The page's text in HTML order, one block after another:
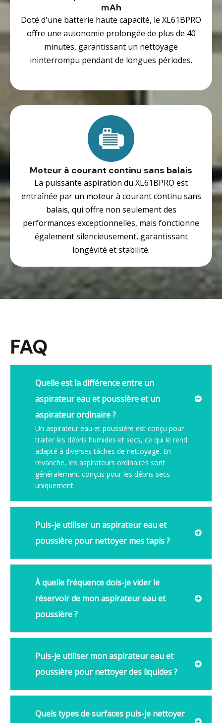
mAh
Doté d'une batterie haute capacité, le XL61BPRO
offre une autonomie prolongée de plus de 40
minutes, garantissant un nettoyage
ininterrompu pendant de longues périodes.
Moteur à courant continu sans balais
La puissante aspiration du XL61BPRO est
entraînée par un moteur à courant continu sans
balais, qui offre non seulement des
performances exceptionnelles, mais fonctionne
également silencieusement, garantissant
longévité et stabilité.
FAQ
Quelle est la différence entre un
aspirateur eau et poussière et un
aspirateur ordinaire ?
Un aspirateur eau et poussière est conçu pour
traiter les débris humides et secs, ce qui le rend
adapté à diverses tâches de nettoyage. En
revanche, les aspirateurs ordinaires sont
généralement conçus pour les débris secs
uniquement.
Puis-je utiliser un aspirateur eau et
poussière pour nettoyer mes tapis ?
À quelle fréquence dois-je vider le
réservoir de mon aspirateur eau et
poussière ?
Puis-je utiliser mon aspirateur eau et
poussière pour nettoyer des liquides ?
Quels types de surfaces puis-je nettoyer